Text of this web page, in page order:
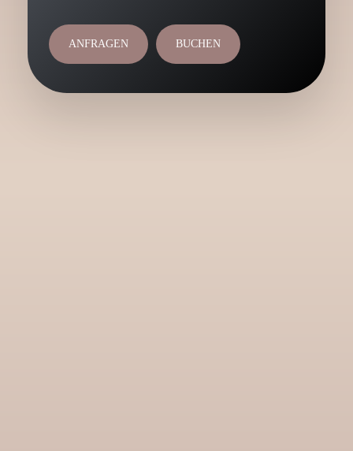
ANFRAGEN BUCHEN